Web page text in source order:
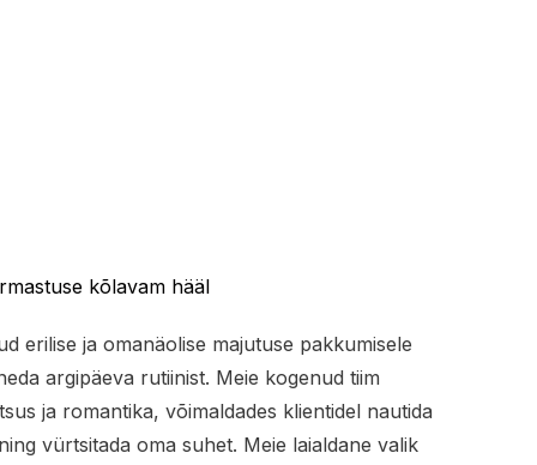
kõlavam hääl
erilise ja omanäolise majutuse pakkumisele
argipäeva rutiinist. Meie kogenud tiim
ja romantika, võimaldades klientidel nautida
vürtsitada oma suhet. Meie laialdane valik